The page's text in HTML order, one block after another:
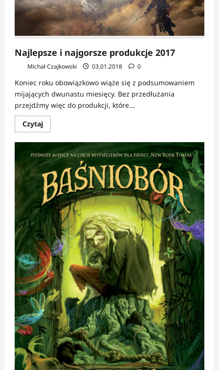
Najlepsze i najgorsze produkcje 2017
Michał Czajkowski 03.01.2018 0
Koniec roku obowiązkowo wiąże się z podsumowaniem
mijających dwunastu miesięcy. Bez przedłużania
przejdźmy więc do produkcji, które...
CzytajDowiedz
się
o
Najlepsze
i
najgorsze
produkcje
2017